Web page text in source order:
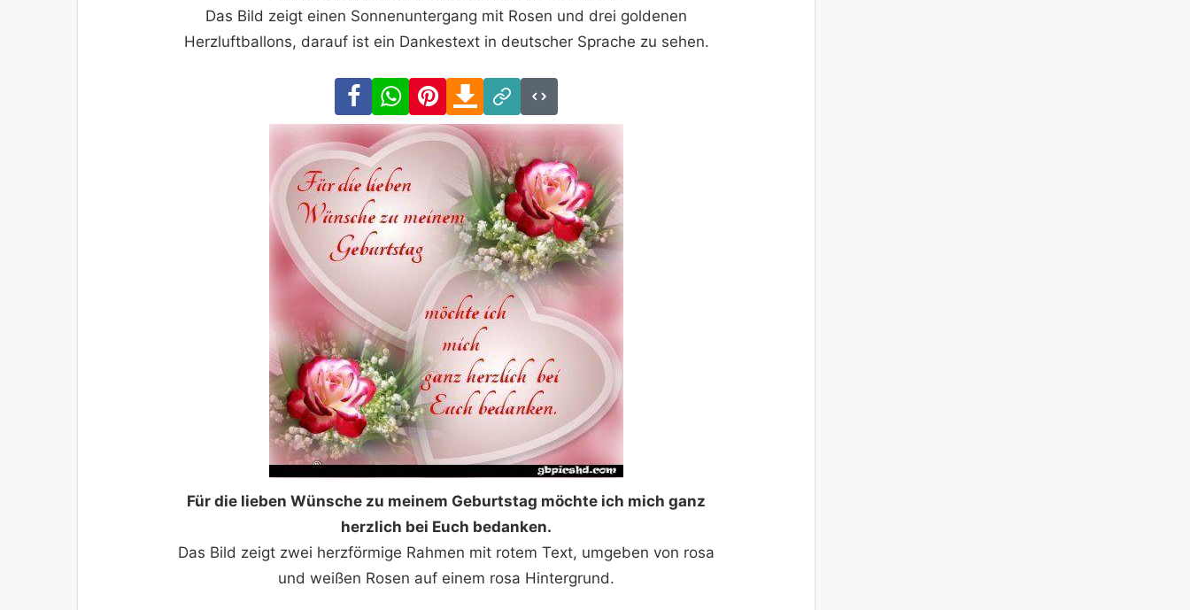
Das Bild zeigt einen Sonnenuntergang mit Rosen und drei goldenen
Herzluftballons, darauf ist ein Dankestext in deutscher Sprache zu sehen.
FacebookWhatsAppPinterestDownload
Link
Für die lieben Wünsche zu meinem Geburtstag möchte ich mich ganz
herzlich bei Euch bedanken.
Das Bild zeigt zwei herzförmige Rahmen mit rotem Text, umgeben von rosa
und weißen Rosen auf einem rosa Hintergrund.